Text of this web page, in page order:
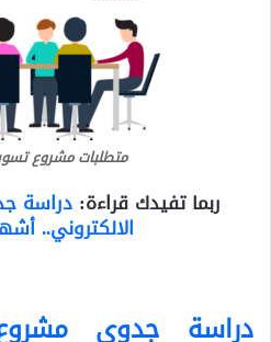
متطلبات مشروع
ربما تفيدك قراءة: دراسة
الالكتروني.. أشهر 3
دراسة جدوى